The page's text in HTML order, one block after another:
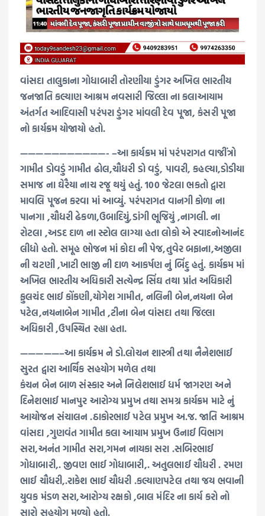
વાંસદા તાલુકાના ગોધાબારી તોરણીયા ડુંગર અખિલ ભારતીય
જનજાતિ કલ્યાણ આશ્રમ નવસારી જિલ્લા ના કલાઆયામ
અંતર્ગત આદિવાસી પરંપરા ડુંગર માંવલી દેવ પૂજા, કંસરી પૂજા
નો કાર્યક્રમ યોજાયો હતો.
———————————- –આ કાર્યક્રમ માં પરંપરાગત વાજીંત્રો
ગામીત ડોવડું ગામીત ઢોલ,ચૌધરી ડો વડું, પાવરી, કહલ્યા,ડોડીયા
સમાજ ના ઘેરૈયા નાચ રજૂ થયું હતું. 100 જેટલા ભકતો દ્વારા
માવલિ પૂજન કરવા માં આવ્યું. પરંપરાગત વાનગી કોળા ના
પાનગા ,ચૌધરી ઢેકળા,ઉબાદિયું,ડાંગી ભૂજિયું ,નાગલી. ના
રોટલા ,અડદ દાળ ના સ્ટોલ લાગ્યા હતા લોકો એ સ્વાદનોઆનંદ
લીધો હતો. સમૂહ ભોજન માં કોદા ની પેજ,તુવેર બફાના,અજીલા
ની ચટણી ,ખાટી ભાજી ની દાળ આકર્ષણ નું બિંદુ હતું. કાર્યક્રમ માં
અખિલ ભારતીય અધિકારી સત્યેન્દ્ર સિંઘ તથા પ્રાંત અધિકારી
ફુલચંદ ભાઈ કોંકણી,યોગેશ ગામીત, નલિની બેન,નયના બેન
પટેલ,નયનાબેન ગામીત ,ટીના બેન વાંસદા તથા જિલ્લા
અધિકારી ,ઉપસ્થિત રહ્યા હતા.
—————–આ કાર્યક્રમ ને ડો.લોચન શાસ્ત્રી તથા નૈનેશભાઈ
સુરત દ્વારા આર્થિક સહયોગ મળેલ તથા
કંચન બેન બાળ સંસ્કાર અને નિલેશભાઈ ધર્મ જાગરણ અને
દિનેશભાઈ માનપુર આરોગ્ય પ્રમુખ તથા સમગ્ર કાર્યક્રમ માટે નું
આયોજન સંચાલન .ઠાકોરભાઈ પટેલ પ્રમુખ અ.જ. જાતિ આશ્રમ
વાંસદા ,ગુણવંત ગામીત કલા આયામ પ્રમુખ ઉનાઈ વિભાગ
સરા,અનંત ગામીત સરા,ગમન નાયકા સરા .સબિરભાઈ
ગોધાબારી,. જીવણ ભાઈ ગોધાબારી,. અતુલભાઈ ચૌધરી . રમણ
ભાઈ ચૌધરી,.રાકેશ ભાઈ ચૌધરી .કલ્યાણપટેલ તથા જય ભવાની
યુવક મંડળ સરા,આરોગ્ય રક્ષકો ,બાલ મંદિર ના કાર્ય કરો નો
સારો સહયોગ મળ્યો હતો.